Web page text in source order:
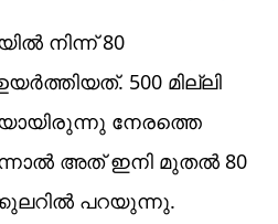
നിന്ന് 80
500 മില്ലി
നേരത്തെ
അത് ഇനി മുതല്‍ 80
പറയുന്നു.